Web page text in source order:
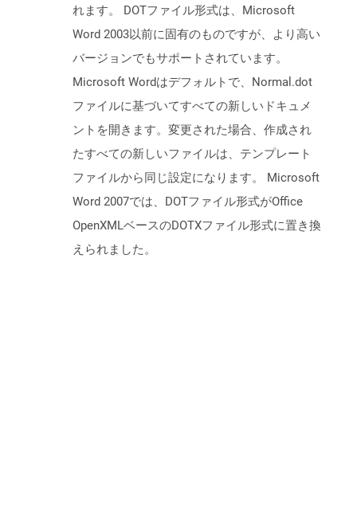
れます。 DOTファイル形式は、Microsoft
Word 2003以前に固有のものですが、より高い
バージョンでもサポートされています。
Microsoft Wordはデフォルトで、Normal.dot
ファイルに基づいてすべての新しいドキュメ
ントを開きます。変更された場合、作成され
たすべての新しいファイルは、テンプレート
ファイルから同じ設定になります。 Microsoft
Word 2007では、DOTファイル形式がOffice
OpenXMLベースのDOTXファイル形式に置き換
えられました。